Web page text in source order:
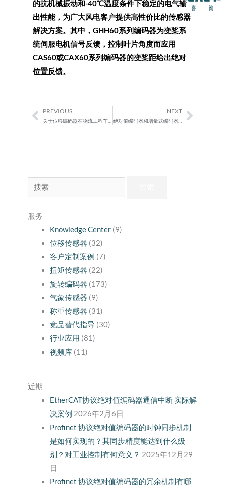
的抗机械振动和-40℃温度条件下稳定的电气输
出性能，为广大风电客户提供高性价比的传感器
解决方案。其中，GHH60系列编码器为变桨系
统伺服电机信号反馈，控制叶片角度而应用
CAS60或CAX60系列编码器的变桨距给出绝对
位置反馈。
Prev
PREVIOUS
关于位移编码器在物流工程车辆中的应用分析
NEXT
绝对值编码器和增量式编码器之间的区别 Next
索：
服务
Knowledge Center(9)
位移传感器 (32)
客户定制案例 (7)
扭矩传感器 (22)
旋转编码器 (173)
气象传感器 (9)
称重传感器 (31)
竞品替代指导 (30)
行业应用 (81)
视频库(11)
近期
EtherCAT协议绝对值编码器通信中断 实际解
决案例 2026年2月6日
Profinet 协议绝对值编码器的时钟同步机制
是如何实现的？其同步精度能达到什么级
别？对工业控制有何意义？ 2025年12月29
日
Profinet 协议绝对值编码器的冗余机制有哪